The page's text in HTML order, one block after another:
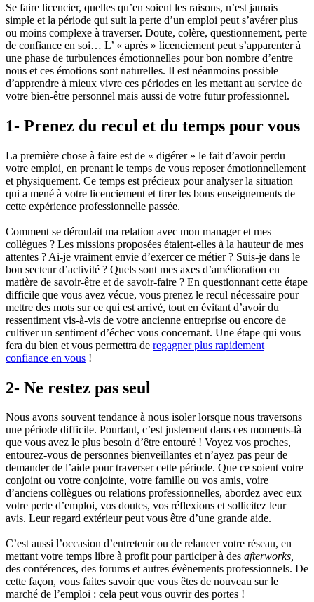
Se faire licencier, quelles qu’en soient les raisons, n’est jamais
simple et la période qui suit la perte d’un emploi peut s’avérer plus
ou moins complexe à traverser. Doute, colère, questionnement, perte
de confiance en soi… L’ « après » licenciement peut s’apparenter à
une phase de turbulences émotionnelles pour bon nombre d’entre
nous et ces émotions sont naturelles. Il est néanmoins possible
d’apprendre à mieux vivre ces périodes en les mettant au service de
votre bien-être personnel mais aussi de votre futur professionnel.
1- Prenez du recul et du temps pour vous
La première chose à faire est de « digérer » le fait d’avoir perdu
votre emploi, en prenant le temps de vous reposer émotionnellement
et physiquement. Ce temps est précieux pour analyser la situation
qui a mené à votre licenciement et tirer les bons enseignements de
cette expérience professionnelle passée.
Comment se déroulait ma relation avec mon manager et mes
collègues ? Les missions proposées étaient-elles à la hauteur de mes
attentes ? Ai-je vraiment envie d’exercer ce métier ? Suis-je dans le
bon secteur d’activité ? Quels sont mes axes d’amélioration en
matière de savoir-être et de savoir-faire ? En questionnant cette étape
difficile que vous avez vécue, vous prenez le recul nécessaire pour
mettre des mots sur ce qui est arrivé, tout en évitant d’avoir du
ressentiment vis-à-vis de votre ancienne entreprise ou encore de
cultiver un sentiment d’échec vous concernant. Une étape qui vous
fera du bien et vous permettra de regagner plus rapidement
confiance en vous !
2- Ne restez pas seul
Nous avons souvent tendance à nous isoler lorsque nous traversons
une période difficile. Pourtant, c’est justement dans ces moments-là
que vous avez le plus besoin d’être entouré ! Voyez vos proches,
entourez-vous de personnes bienveillantes et n’ayez pas peur de
demander de l’aide pour traverser cette période. Que ce soient votre
conjoint ou votre conjointe, votre famille ou vos amis, voire
d’anciens collègues ou relations professionnelles, abordez avec eux
votre perte d’emploi, vos doutes, vos réflexions et sollicitez leur
avis. Leur regard extérieur peut vous être d’une grande aide.
C’est aussi l’occasion d’entretenir ou de relancer votre réseau, en
mettant votre temps libre à profit pour participer à des afterworks,
des conférences, des forums et autres évènements professionnels. De
cette façon, vous faites savoir que vous êtes de nouveau sur le
marché de l’emploi : cela peut vous ouvrir des portes !